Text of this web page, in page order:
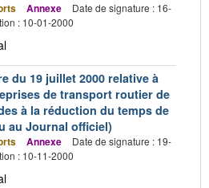
Annexe
Date de signature : 16-
: 10-01-2000
du 19 juillet 2000 relative à
de transport routier de
à la réduction du temps de
au Journal officiel)
Annexe
Date de signature : 19-
: 10-11-2000